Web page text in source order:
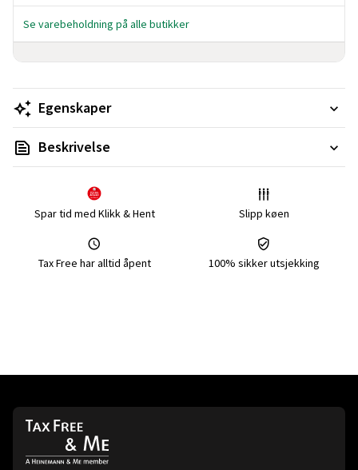
Se varebeholdning på alle butikker
Egenskaper
Beskrivelse
Spar tid med Klikk & Hent Slipp køen
Tax Free har alltid åpent 100% sikker utsjekking